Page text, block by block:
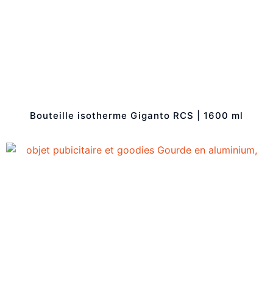
Bouteille isotherme Giganto RCS | 1600 ml